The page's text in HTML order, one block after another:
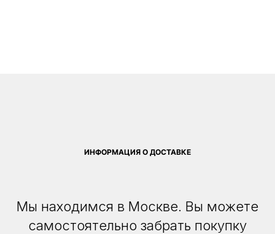
ИНФОРМАЦИЯ О ДОСТАВКЕ
Мы находимся в Москве. Вы можете
самостоятельно забрать покупку